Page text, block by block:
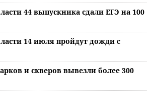
44 выпускника сдали ЕГЭ на 100
14 июля пройдут дожди с
и скверов вывезли более 300